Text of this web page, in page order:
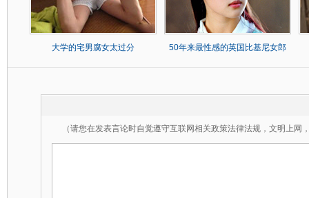
大学的宅男腐女太过分 50年来最性感的英国比基尼女郎
（请您在发表言论时自觉遵守互联网相关政策法律法规，文明上网